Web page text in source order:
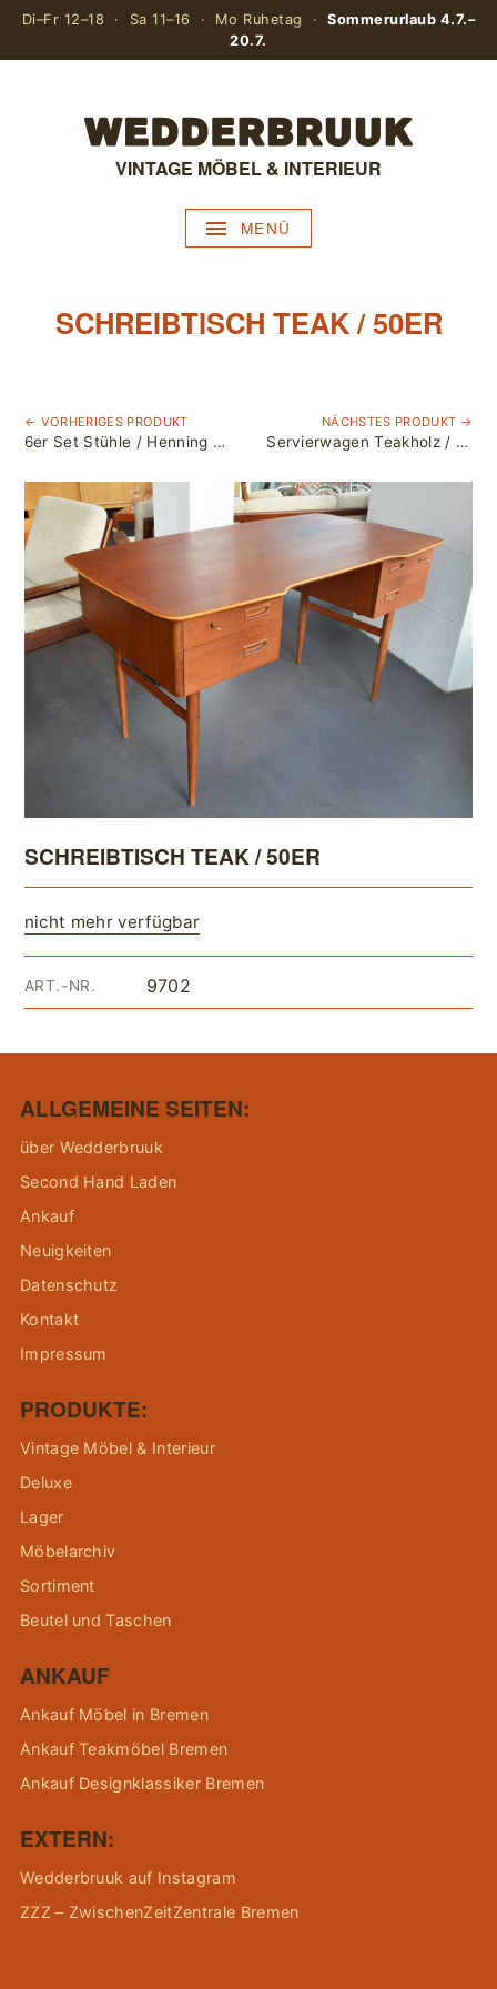
Di–Fr 12–18 · Sa 11–16 · Mo Ruhetag ·Sommerurlaub 4.7.–
20.7.
VINTAGE MÖBEL & INTERIEUR
MENÜ
SCHREIBTISCH TEAK / 50ER
← VORHERIGES PRODUKT
6er Set Stühle / Henning Kjaernulf / neu bezogen, senfgelb
NÄCHSTES PRODUKT →
Servierwagen Teakholz / Tablett abnehmbar
SCHREIBTISCH TEAK / 50ER
nicht mehr verfügbar
ART.-NR. 9702
ALLGEMEINE SEITEN:
über Wedderbruuk
Second Hand Laden
Ankauf
Neuigkeiten
Datenschutz
Kontakt
Impressum
PRODUKTE:
Vintage Möbel & Interieur
Deluxe
Lager
Möbelarchiv
Sortiment
Beutel und Taschen
ANKAUF
Ankauf Möbel in Bremen
Ankauf Teakmöbel Bremen
Ankauf Designklassiker Bremen
EXTERN:
Wedderbruuk auf Instagram
ZZZ – ZwischenZeitZentrale Bremen